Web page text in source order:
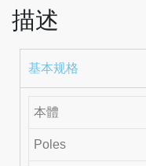
描述
基本规格
本體
Poles